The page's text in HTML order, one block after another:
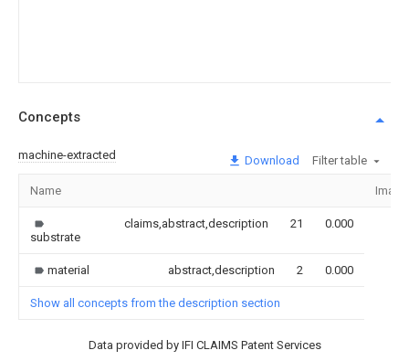
Concepts
machine-extracted Download Filter table
Name Image
substrate
claims,abstract,description 21 0.000
material abstract,description 2 0.000
Show all concepts from the description section
Data provided by IFI CLAIMS Patent Services